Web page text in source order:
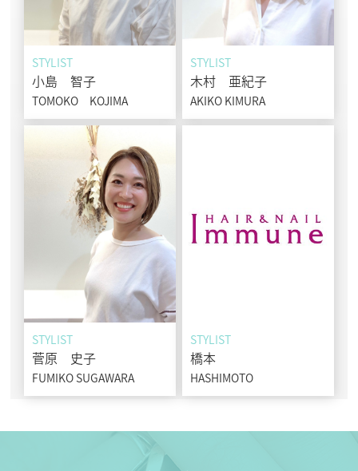
STYLIST
小島 智子
TOMOKO KOJIMA
STYLIST
木村 亜紀子
AKIKO KIMURA
STYLIST
菅原 史子
FUMIKO SUGAWARA
STYLIST
橋本
HASHIMOTO